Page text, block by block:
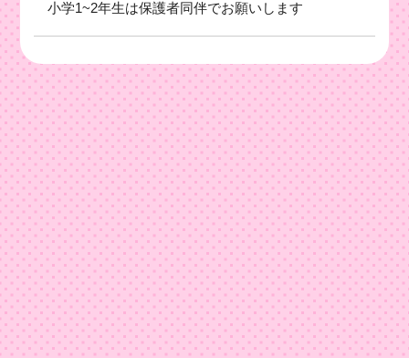
小学1~2年生は保護者同伴でお願いします